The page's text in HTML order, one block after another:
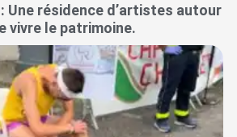
Une résidence d’artistes autour
vivre le patrimoine.